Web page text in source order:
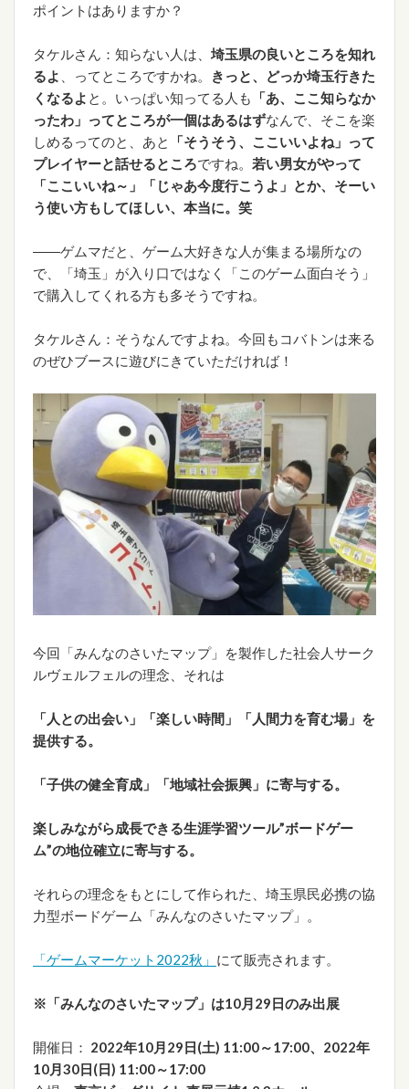
ポイントはありますか？
タケルさん：知らない人は、 埼玉県の良いところを知れ
るよ
、ってところですかね。
きっと、どっか埼玉行きた
くなるよ と。いっぱい知ってる人も
「あ、ここ知らなか
ったわ」ってところが一個はあるはずなんで、そこを楽
しめるってのと、あと
「そうそう、ここいいよね」って
プレイヤーと話せるところですね。 若い男女がやって
「ここいいね～」「じゃあ今度行こうよ」とか、そーい
う使い方もしてほしい、本当に。笑
――ゲムマだと、ゲーム大好きな人が集まる場所なの
で、「埼玉」が入り口ではなく「このゲーム面白そう」
で購入してくれる方も多そうですね。
タケルさん：そうなんですよね。今回もコバトンは来る
のぜひブースに遊びにきていただければ！
今回「みんなのさいたマップ」を製作した社会人サーク
ルヴェルフェルの理念、それは
「人との出会い」「楽しい時間」「人間力を育む場」を
提供する。
「子供の健全育成」「地域社会振興」に寄与する。
楽しみながら成長できる生涯学習ツール”ボードゲー
ム”の地位確立に寄与する。
それらの理念をもとにして作られた、埼玉県民必携の協
力型ボードゲーム「みんなのさいたマップ」。
「ゲームマーケット2022秋」 にて販売されます。
※「みんなのさいたマップ」は10月29日のみ出展
開催日： 2022年10月29日(土) 11:00～17:00、2022年
10月30日(日) 11:00～17:00